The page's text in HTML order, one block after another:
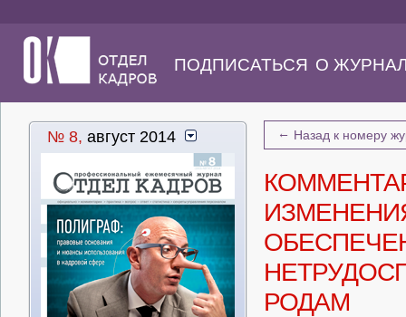
ПОДПИСАТЬСЯ О
№ 8, август 2014 ← Назад к номеру
РОДАМ